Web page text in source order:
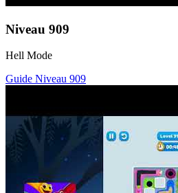
Niveau 909
Hell Mode
Guide Niveau 909